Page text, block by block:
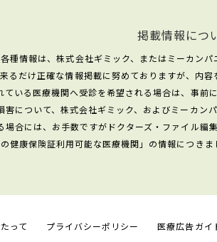
掲載情報につ
種情報は、株式会社ギミック、またはミーカン
るだけ正確な情報掲載に努めておりますが、内容
ている医療機関へ受診を希望される場合は、事前
害について、株式会社ギミック、およびミーカン
場合には、お手数ですがドクターズ・ファイル編
健康保険証利用可能な医療機関」の情報につき
って プライバシーポリシー 医療広告ガイ